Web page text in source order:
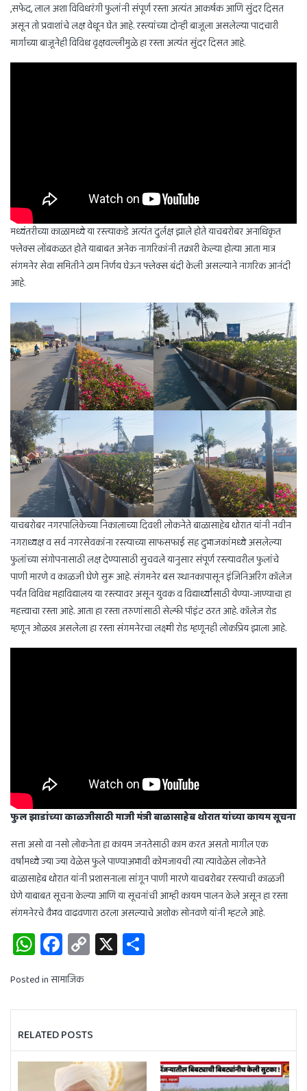
,सफेद, लाल अशा विविधरंगी फुलांनी संपूर्ण रस्ता अत्यंत आकर्षक आणि सुंदर दिसत
असून तो प्रवाशांचे लक्ष वेधून घेत आहे. रस्त्यांच्या दोन्ही बाजूला असलेल्या पादचारी
मार्गाच्या बाजूनेही विविध वृक्षवल्लीमुळे हा रस्ता अत्यंत सुंदर दिसत आहे.
मध्यंतरीच्या काळामध्ये या रस्त्याकडे अत्यंत दुर्लक्ष झाले होते याचबरोबर अनाधिकृत
फ्लेक्स लोंबकळत होते याबाबत अनेक नागरिकांनी तक्रारी केल्या होत्या आता मात्र
संगमनेर सेवा समितीने ठाम निर्णय घेऊन फ्लेक्स बंदी केली असल्याने नागरिक आनंदी
आहे.
याचबरोबर नगरपालिकेच्या निकालाच्या दिवशी लोकनेते बाळासाहेब थोरात यांनी नवीन
नगराध्यक्ष व सर्व नगरसेवकांना रस्त्याच्या साफसफाई सह दुभाजकांमध्ये असलेल्या
फुलांच्या संगोपनासाठी लक्ष देण्यासाठी सुचवले यानुसार संपूर्ण रस्त्यावरील फुलांचे
पाणी मारणे व काळजी घेणे सुरू आहे. संगमनेर बस स्थानकापासून इंजिनिअरिंग कॉलेज
पर्यंत विविध महाविद्यालय या रस्त्यावर असून युवक व विद्यार्थ्यांसाठी येण्या-जाण्याचा हा
महत्त्वाचा रस्ता आहे. आता हा रस्ता तरुणांसाठी सेल्फी पॉइंट ठरत आहे. कॉलेज रोड
म्हणून ओळख असलेला हा रस्ता संगमनेरचा लक्ष्मी रोड म्हणूनही लोकप्रिय झाला आहे.
फुल झाडांच्या काळजीसाठी माजी मंत्री बाळासाहेब थोरात यांच्या कायम सूचना
सत्ता असो वा नसो लोकनेता हा कायम जनतेसाठी काम करत असतो मागील एक
वर्षांमध्ये ज्या ज्या वेळेस फुले पाण्याअभावी कोमजायची त्या त्यावेळेस लोकनेते
बाळासाहेब थोरात यांनी प्रशासनाला सांगून पाणी मारणे याचबरोबर रस्त्याची काळजी
घेणे याबाबत सूचना केल्या आणि या सूचनांची आम्ही कायम पालन केले असून हा रस्ता
संगमनेरचे वैभव वाढवणारा ठरला असल्याचे अशोक सोनवणे यांनी म्हटले आहे.
WhatsApp
Facebook
Copy
Link
X
Posted inसामाजिक
RELATED POSTS